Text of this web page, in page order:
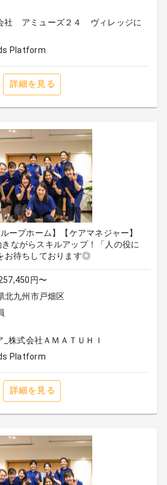
社 アミューズ２４ ヴィレッジに
Platform
詳細を見る
ープホーム】【ケアマネジャー】
ながらスキルアップ！「人の役に
お待ちしております◎
円〜
北九州市戸畑区
株式会社ＡＭＡＴＵＨＩ
Platform
詳細を見る